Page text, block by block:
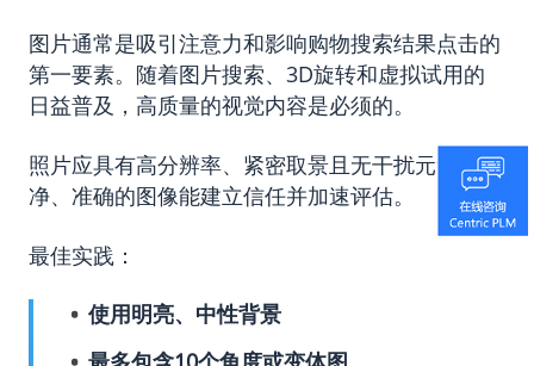
图片通常是吸引注意力和影响购物搜索结果点击的
第一要素。随着图片搜索、3D旋转和虚拟试用的
日益普及，高质量的视觉内容是必须的。
照片应具有高分辨率、紧密取景且无干扰元素。干
净、准确的图像能建立信任并加速评估。
最佳实践：
使用明亮、中性背景